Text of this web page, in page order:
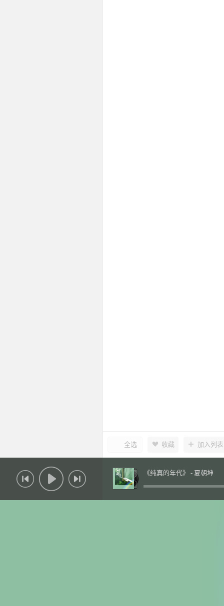
全选 收藏 加入列表
《纯真的年代》 - 夏朝坤